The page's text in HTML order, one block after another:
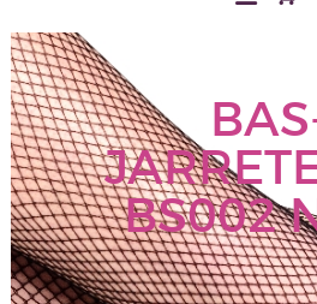
BS002
MON COMPTE
CONTACT